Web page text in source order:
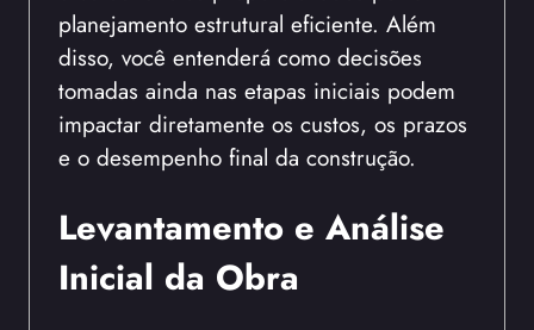
planejamento estrutural eficiente. Além
disso, você entenderá como decisões
tomadas ainda nas etapas iniciais podem
impactar diretamente os custos, os prazos
e o desempenho final da construção.
Levantamento e Análise
Inicial da Obra